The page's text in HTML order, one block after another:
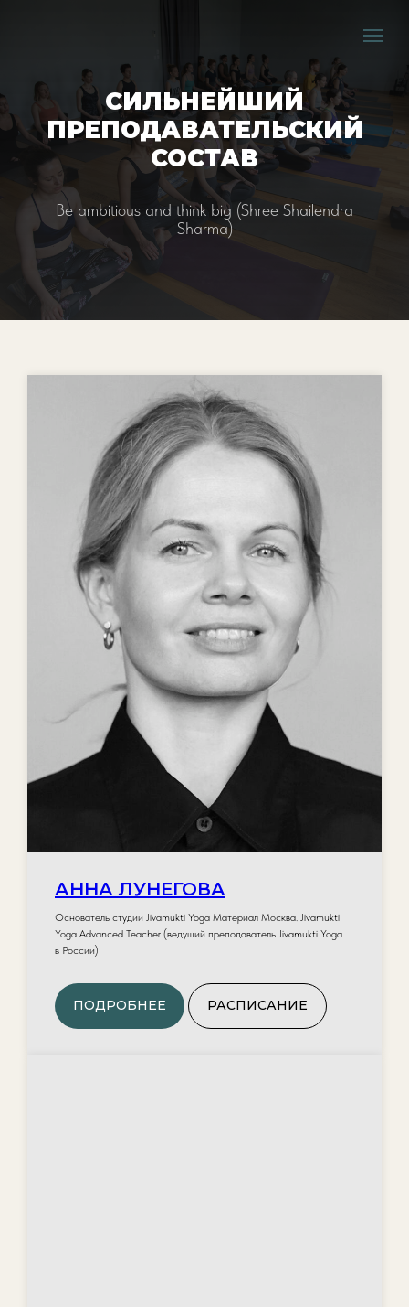
СИЛЬНЕЙШИЙ
ПРЕПОДАВАТЕЛЬСКИЙ
СОСТАВ
Be ambitious and think big (Shree Shailendra
Sharma)
АННА ЛУНЕГОВА
Основатель студии Jivamukti Yoga Материал Москва. Jivamukti
Yoga Advanced Teacher (ведущий преподаватель Jivamukti Yoga
в России)
ПОДРОБНЕЕ РАСПИСАНИЕ